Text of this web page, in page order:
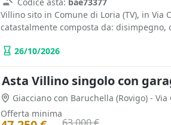
Villino sito in Comune di Loria (TV), in
catastalmente composta da: disimpegno,
26/10/2026
Asta Villino singolo con
Giacciano con Baruchella (Rovigo) - Via
Offerta minima